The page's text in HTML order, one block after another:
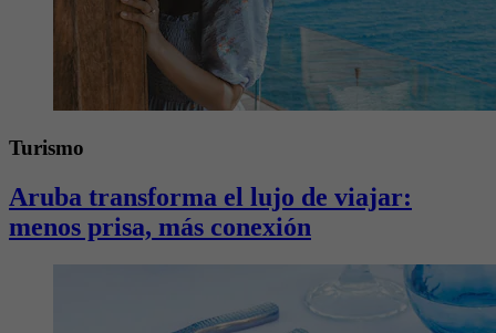
Turismo
Aruba transforma el lujo de viajar:
menos prisa, más conexión